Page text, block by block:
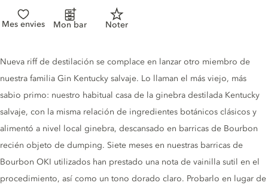
Mes envies Mon bar Noter
Gin description
Nueva riff de destilación se complace en lanzar otro miembro de
nuestra familia Gin Kentucky salvaje. Lo llaman el más viejo, más
sabio primo: nuestro habitual casa de la ginebra destilada Kentucky
salvaje, con la misma relación de ingredientes botánicos clásicos y
alimentó a nivel local ginebra, descansado en barricas de Bourbon
recién objeto de dumping. Siete meses en nuestras barricas de
Bourbon OKI utilizados han prestado una nota de vainilla sutil en el
procedimiento, así como un tono dorado claro. Probarlo en lugar de